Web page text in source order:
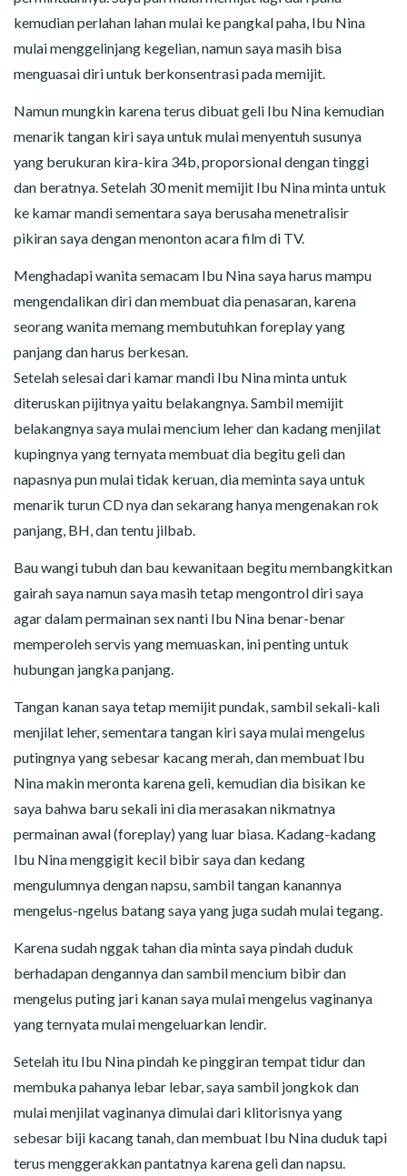
kemudian perlahan lahan mulai ke pangkal paha, Ibu Nina
mulai menggelinjang kegelian, namun saya masih bisa
menguasai diri untuk berkonsentrasi pada memijit.
Namun mungkin karena terus dibuat geli Ibu Nina kemudian
menarik tangan kiri saya untuk mulai menyentuh susunya
yang berukuran kira-kira 34b, proporsional dengan tinggi
dan beratnya. Setelah 30 menit memijit Ibu Nina minta untuk
ke kamar mandi sementara saya berusaha menetralisir
pikiran saya dengan menonton acara film di TV.
Menghadapi wanita semacam Ibu Nina saya harus mampu
mengendalikan diri dan membuat dia penasaran, karena
seorang wanita memang membutuhkan foreplay yang
panjang dan harus berkesan.
Setelah selesai dari kamar mandi Ibu Nina minta untuk
diteruskan pijitnya yaitu belakangnya. Sambil memijit
belakangnya saya mulai mencium leher dan kadang menjilat
kupingnya yang ternyata membuat dia begitu geli dan
napasnya pun mulai tidak keruan, dia meminta saya untuk
menarik turun CD nya dan sekarang hanya mengenakan rok
panjang, BH, dan tentu jilbab.
Bau wangi tubuh dan bau kewanitaan begitu membangkitkan
gairah saya namun saya masih tetap mengontrol diri saya
agar dalam permainan sex nanti Ibu Nina benar-benar
memperoleh servis yang memuaskan, ini penting untuk
hubungan jangka panjang.
Tangan kanan saya tetap memijit pundak, sambil sekali-kali
menjilat leher, sementara tangan kiri saya mulai mengelus
putingnya yang sebesar kacang merah, dan membuat Ibu
Nina makin meronta karena geli, kemudian dia bisikan ke
saya bahwa baru sekali ini dia merasakan nikmatnya
permainan awal (foreplay) yang luar biasa. Kadang-kadang
Ibu Nina menggigit kecil bibir saya dan kedang
mengulumnya dengan napsu, sambil tangan kanannya
mengelus-ngelus batang saya yang juga sudah mulai tegang.
Karena sudah nggak tahan dia minta saya pindah duduk
berhadapan dengannya dan sambil mencium bibir dan
mengelus puting jari kanan saya mulai mengelus vaginanya
yang ternyata mulai mengeluarkan lendir.
Setelah itu Ibu Nina pindah ke pinggiran tempat tidur dan
membuka pahanya lebar lebar, saya sambil jongkok dan
mulai menjilat vaginanya dimulai dari klitorisnya yang
sebesar biji kacang tanah, dan membuat Ibu Nina duduk tapi
terus menggerakkan pantatnya karena geli dan napsu.